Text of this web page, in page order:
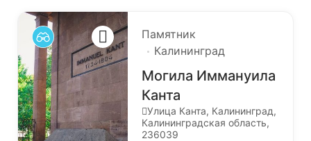
Памятник
Калининград
Могила Иммануила
Канта
Улица Канта, Калининград,
Калининградская область,
236039